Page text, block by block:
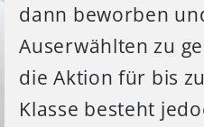
dann beworben
Auserwählten zu
die Aktion für bis
Klasse besteht